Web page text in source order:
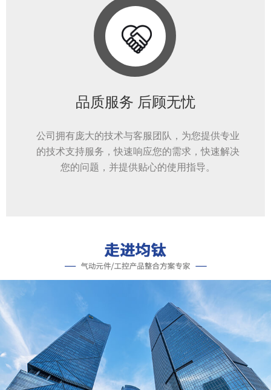
品质服务 后顾无忧
公司拥有庞大的技术与客服团队，为您提供专业
的技术支持服务，快速响应您的需求，快速解决
您的问题，并提供贴心的使用指导。